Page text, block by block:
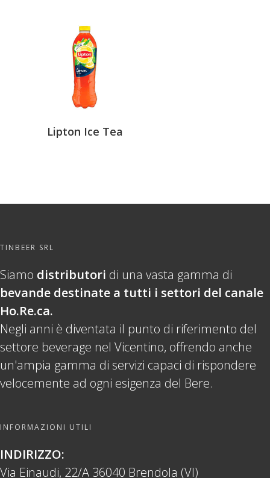
Lipton Ice Tea
TINBEER SRL
Siamo distributori di una vasta gamma di
bevande destinate a tutti i settori del canale
Ho.Re.ca.
Negli anni è diventata il punto di riferimento del
settore beverage nel Vicentino, offrendo anche
un'ampia gamma di servizi capaci di rispondere
velocemente ad ogni esigenza del Bere.
INFORMAZIONI UTILI
INDIRIZZO:
Via Einaudi, 22/A 36040 Brendola (VI)